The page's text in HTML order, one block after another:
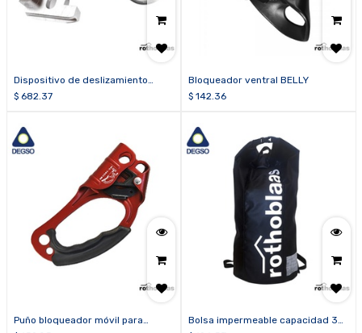
Dispositivo de deslizamiento
removible SLIDE1
$ 682.37
Bloqueador ventral BELLY
$ 142.36
Puño bloqueador móvil para
Bolsa impermeable capacidad 30